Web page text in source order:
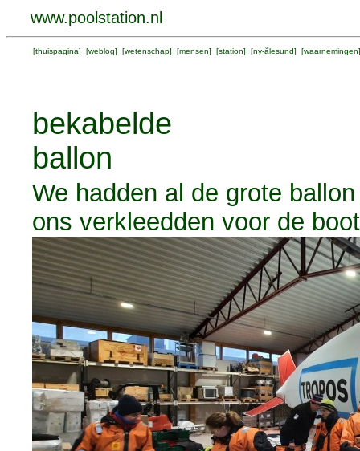
www.poolstation.nl
[thuispagina] [weblog] [wetenschap] [mensen] [station] [ny-ålesund] [waarnemingen
bekabelde
ballon
We hadden al de grote
ons verkleedden voor de